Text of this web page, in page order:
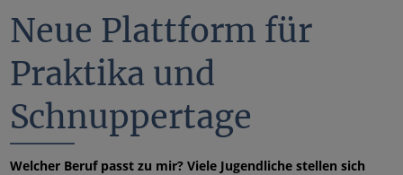
Neue Plattform für
Praktika und
Schnuppertage
Welcher Beruf passt zu mir? Viele Jugendliche stellen sich